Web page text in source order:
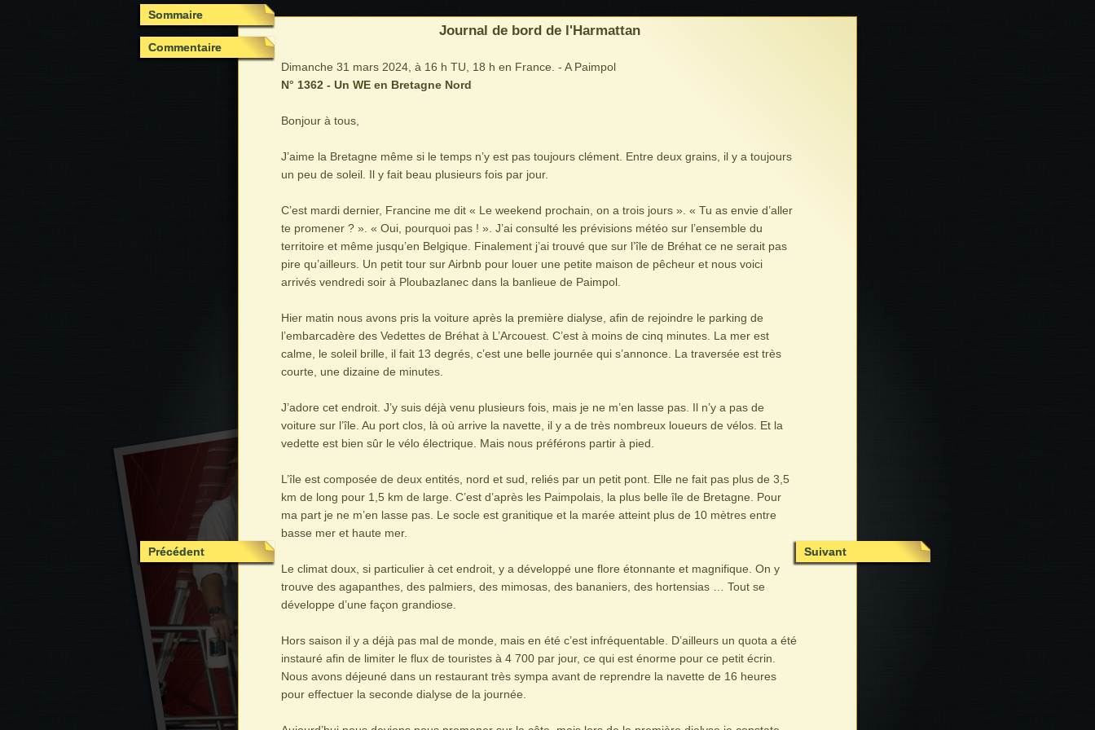
Journal de bord de l'Harmattan
Dimanche 31 mars 2024, à 16 h TU, 18 h en France. - A Paimpol
N° 1362 - Un WE en Bretagne Nord
Bonjour à tous,
J’aime la Bretagne même si le temps n’y est pas toujours clément. Entre deux grains, il y a toujours
un peu de soleil. Il y fait beau plusieurs fois par jour.
C’est mardi dernier, Francine me dit « Le weekend prochain, on a trois jours ». « Tu as envie d’aller
te promener ? ». « Oui, pourquoi pas ! ». J’ai consulté les prévisions météo sur l’ensemble du
territoire et même jusqu’en Belgique. Finalement j’ai trouvé que sur l’île de Bréhat ce ne serait pas
pire qu’ailleurs. Un petit tour sur Airbnb pour louer une petite maison de pêcheur et nous voici
arrivés vendredi soir à Ploubazlanec dans la banlieue de Paimpol.
Hier matin nous avons pris la voiture après la première dialyse, afin de rejoindre le parking de
l’embarcadère des Vedettes de Bréhat à L’Arcouest. C’est à moins de cinq minutes. La mer est
calme, le soleil brille, il fait 13 degrés, c’est une belle journée qui s’annonce. La traversée est très
courte, une dizaine de minutes.
J’adore cet endroit. J’y suis déjà venu plusieurs fois, mais je ne m’en lasse pas. Il n’y a pas de
voiture sur l’île. Au port clos, là où arrive la navette, il y a de très nombreux loueurs de vélos. Et la
vedette est bien sûr le vélo électrique. Mais nous préférons partir à pied.
L’île est composée de deux entités, nord et sud, reliés par un petit pont. Elle ne fait pas plus de 3,5
km de long pour 1,5 km de large. C’est d’après les Paimpolais, la plus belle île de Bretagne. Pour
ma part je ne m’en lasse pas. Le socle est granitique et la marée atteint plus de 10 mètres entre
basse mer et haute mer.
Le climat doux, si particulier à cet endroit, y a développé une flore étonnante et magnifique. On y
trouve des agapanthes, des palmiers, des mimosas, des bananiers, des hortensias … Tout se
développe d’une façon grandiose.
Hors saison il y a déjà pas mal de monde, mais en été c’est infréquentable. D’ailleurs un quota a été
instauré afin de limiter le flux de touristes à 4 700 par jour, ce qui est énorme pour ce petit écrin.
Nous avons déjeuné dans un restaurant très sympa avant de reprendre la navette de 16 heures
pour effectuer la seconde dialyse de la journée.
Sommaire
Commentaire
Précédent Suivant